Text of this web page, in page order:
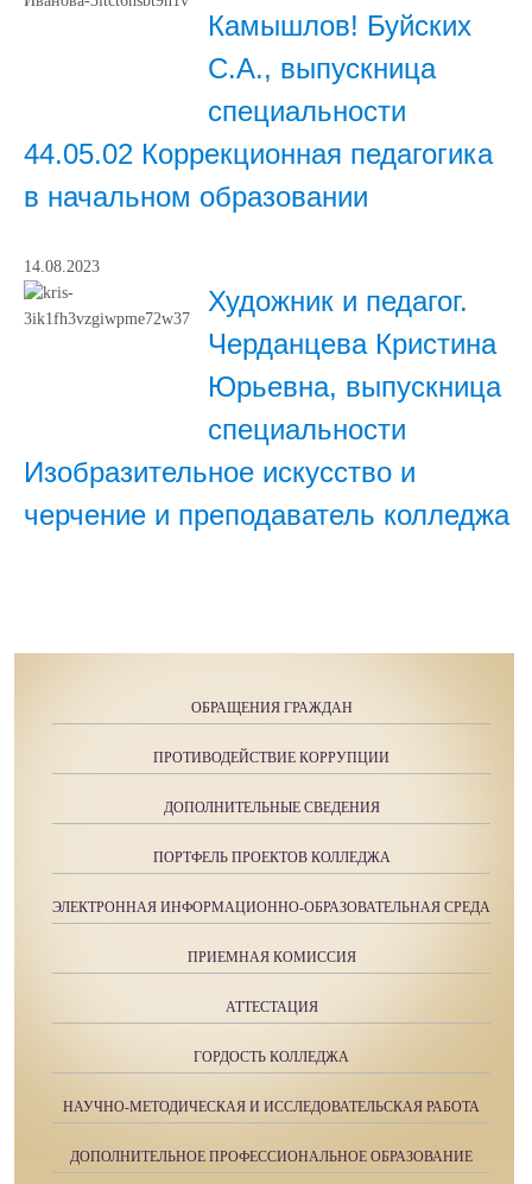
Камышлов! Буйских
С.А., выпускница
специальности
44.05.02 Коррекционная педагогика
в начальном образовании
14.08.2023
Художник и педагог.
Черданцева Кристина
Юрьевна, выпускница
специальности
Изобразительное искусство и
черчение и преподаватель колледжа
ОБРАЩЕНИЯ ГРАЖДАН
ПРОТИВОДЕЙСТВИЕ КОРРУПЦИИ
ДОПОЛНИТЕЛЬНЫЕ СВЕДЕНИЯ
ПОРТФЕЛЬ ПРОЕКТОВ КОЛЛЕДЖА
ЭЛЕКТРОННАЯ ИНФОРМАЦИОННО-ОБРАЗОВАТЕЛЬНАЯ СРЕДА
ПРИЕМНАЯ КОМИССИЯ
АТТЕСТАЦИЯ
ГОРДОСТЬ КОЛЛЕДЖА
НАУЧНО-МЕТОДИЧЕСКАЯ И ИССЛЕДОВАТЕЛЬСКАЯ РАБОТА
ДОПОЛНИТЕЛЬНОЕ ПРОФЕССИОНАЛЬНОЕ ОБРАЗОВАНИЕ